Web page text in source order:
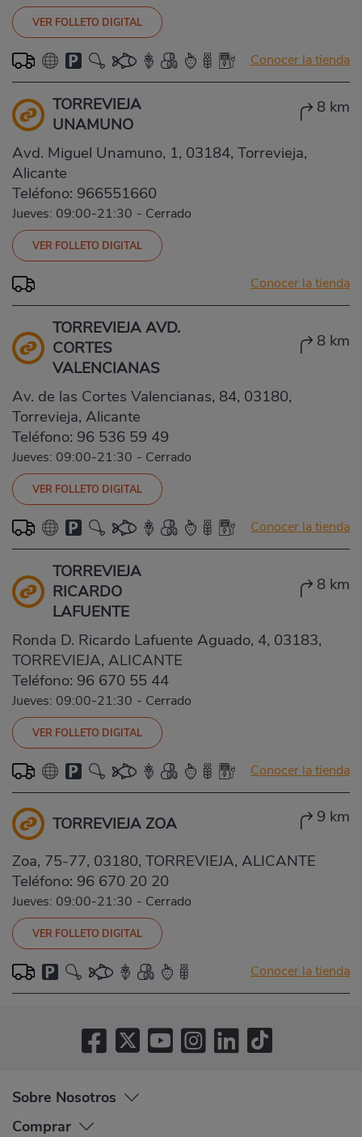
VER FOLLETO DIGITAL
Conocer la tienda
TORREVIEJA
UNAMUNO
8 km
Avd. Miguel Unamuno, 1, 03184, Torrevieja,
Alicante
Teléfono: 966551660
Jueves: 09:00-21:30 - Cerrado
VER FOLLETO DIGITAL
Conocer la tienda
TORREVIEJA AVD.
CORTES
VALENCIANAS
8 km
Av. de las Cortes Valencianas, 84, 03180,
Torrevieja, Alicante
Teléfono: 96 536 59 49
Jueves: 09:00-21:30 - Cerrado
VER FOLLETO DIGITAL
Conocer la tienda
TORREVIEJA
RICARDO
LAFUENTE
8 km
Ronda D. Ricardo Lafuente Aguado, 4, 03183,
TORREVIEJA, ALICANTE
Teléfono: 96 670 55 44
Jueves: 09:00-21:30 - Cerrado
VER FOLLETO DIGITAL
Conocer la tienda
TORREVIEJA ZOA 9 km
Zoa, 75-77, 03180, TORREVIEJA, ALICANTE
Teléfono: 96 670 20 20
Jueves: 09:00-21:30 - Cerrado
VER FOLLETO DIGITAL
Conocer la tienda
Sobre Nosotros
Comprar